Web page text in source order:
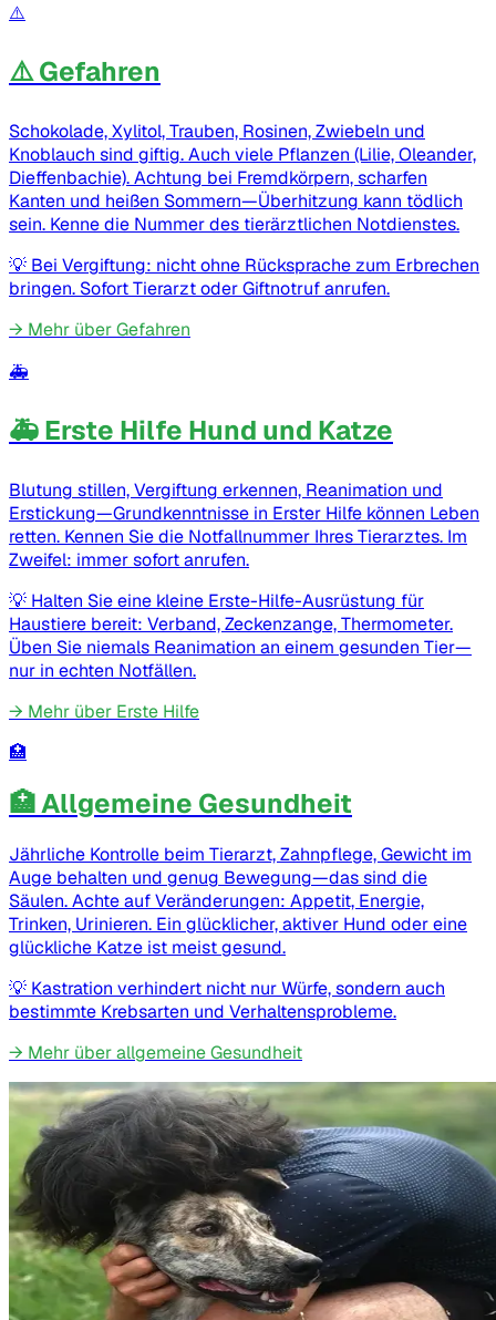
⚠️
⚠️ Gefahren
Schokolade, Xylitol, Trauben, Rosinen, Zwiebeln und
Knoblauch sind giftig. Auch viele Pflanzen (Lilie, Oleander,
Dieffenbachie). Achtung bei Fremdkörpern, scharfen
Kanten und heißen Sommern—Überhitzung kann tödlich
sein. Kenne die Nummer des tierärztlichen Notdienstes.
💡 Bei Vergiftung: nicht ohne Rücksprache zum Erbrechen
bringen. Sofort Tierarzt oder Giftnotruf anrufen.
→ Mehr über Gefahren
🚑
🚑 Erste Hilfe Hund und Katze
Blutung stillen, Vergiftung erkennen, Reanimation und
Erstickung—Grundkenntnisse in Erster Hilfe können Leben
retten. Kennen Sie die Notfallnummer Ihres Tierarztes. Im
Zweifel: immer sofort anrufen.
💡 Halten Sie eine kleine Erste-Hilfe-Ausrüstung für
Haustiere bereit: Verband, Zeckenzange, Thermometer.
Üben Sie niemals Reanimation an einem gesunden Tier—
nur in echten Notfällen.
→ Mehr über Erste Hilfe
🏥
🏥 Allgemeine Gesundheit
Jährliche Kontrolle beim Tierarzt, Zahnpflege, Gewicht im
Auge behalten und genug Bewegung—das sind die
Säulen. Achte auf Veränderungen: Appetit, Energie,
Trinken, Urinieren. Ein glücklicher, aktiver Hund oder eine
glückliche Katze ist meist gesund.
💡 Kastration verhindert nicht nur Würfe, sondern auch
bestimmte Krebsarten und Verhaltensprobleme.
→ Mehr über allgemeine Gesundheit